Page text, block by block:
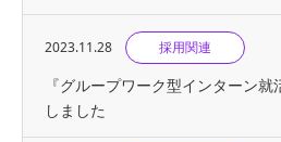
2023.11.28 採用関連
『グループワーク型インターン
しました